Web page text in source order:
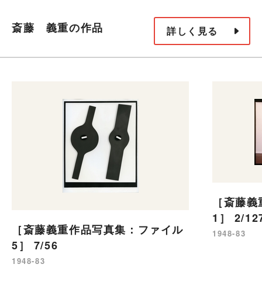
斎藤 義重の作品 詳しく見る
［斎藤義重作品写真集：ファイル
5］ 7/56
1948-83
［斎藤
1］ 2/
1948-83